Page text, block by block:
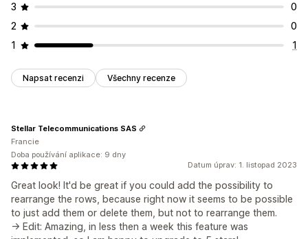
3
0
2
0
1
1
Napsat recenzi Všechny recenze
Datum úprav: 1. listopad 2023
Great look! It'd be great if you could add the possibility to
rearrange the rows, because right now it seems to be possible
to just add them or delete them, but not to rearrange them.
-> Edit: Amazing, in less then a week this feature was
Stellar Telecommunications SAS
Francie
Doba používání aplikace: 9 dny